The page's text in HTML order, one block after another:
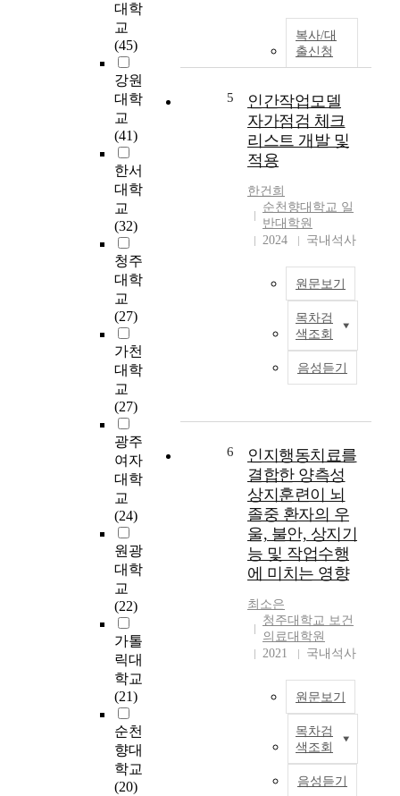
대학
교
(45)
강원
대학
교
(41)
한서
대학
교
(32)
청주
대학
교
(27)
가천
대학
교
(27)
광주
여자
대학
교
(24)
원광
대학
교
(22)
가톨
릭대
학교
(21)
순천
향대
학교
(20)
으
능
치
아
복사/대
출신청
5
인간작업모델
자가점검 체크
리스트 개발 및
적용
한건희
순천향대학교 일
반대학원
2024
국내석사
원문보기
목차검
색조회
음성듣기
6
인지행동치료를
결합한 양측성
상지훈련이 뇌
졸중 환자의 우
울, 불안, 상지기
능 및 작업수행
에 미치는 영향
최소은
청주대학교 보건
의료대학원
2021
국내석사
원문보기
목차검
색조회
음성듣기